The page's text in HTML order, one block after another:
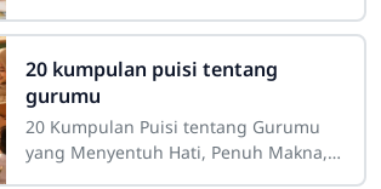
sekolah dasar merupakan strategi
pembelajaran
20 kumpulan puisi tentang
gurumu
20 Kumpulan Puisi tentang Gurumu
yang Menyentuh Hati, Penuh Makna,